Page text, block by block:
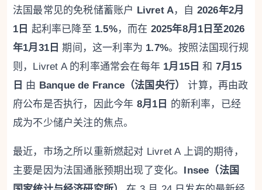
法国最常见的免税储蓄账户 Livret A，自 2026年2月
1日 起利率已降至 1.5%，而在 2025年8月1日至2026
年1月31日 期间，这一利率为 1.7%。按照法国现行规
则，Livret A 的利率通常会在每年 1月15日 和 7月15
日 由 Banque de France（法国央行）
计算，再由政
府公布是否执行，因此今年 8月1日 的新利率，已经
成为不少储户关注的焦点。
最近，市场之所以重新燃起对 Livret A 上调的期待，
主要是因为法国通胀预期出现了变化。 Insee（法国